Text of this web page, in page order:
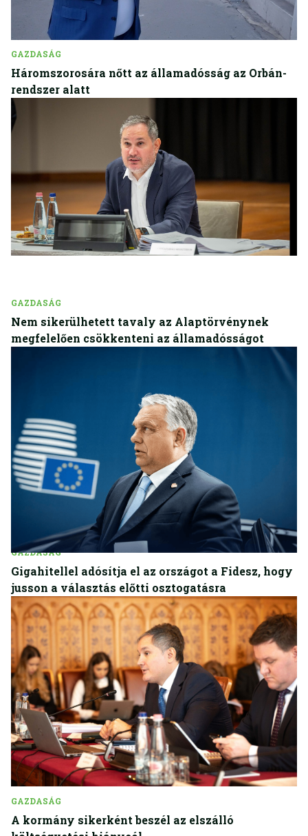
GAZDASÁG
Háromszorosára nőtt az államadósság az Orbán-
rendszer alatt
GAZDASÁG
Nem sikerülhetett tavaly az Alaptörvénynek
megfelelően csökkenteni az államadósságot
GAZDASÁG
Gigahitellel adósítja el az országot a Fidesz, hogy
jusson a választás előtti osztogatásra
GAZDASÁG
A kormány sikerként beszél az elszálló